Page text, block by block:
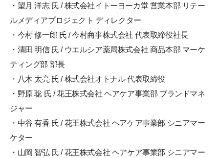
・望月 洋志 氏 / 株式会社イトーヨーカ堂 営業本部 リテー
ルメディアプロジェクト ディレクター
・今村 修一郎 氏 / 今村商事株式会社 代表取締役社長
・清田 明信 氏 / ウエルシア薬局株式会社 商品本部 マーケ
ティング部 部長
・八木 太亮 氏 / 株式会社オトナル 代表取締役
・野原 聡 氏 / 花王株式会社 ヘアケア事業部 ブランドマネ
ジャー
・中谷 有香 氏 / 花王株式会社 ヘアケア事業部 シニアマー
ケター
・山岡 智弘 氏 / 花王株式会社 ヘアケア事業部 シニアマー